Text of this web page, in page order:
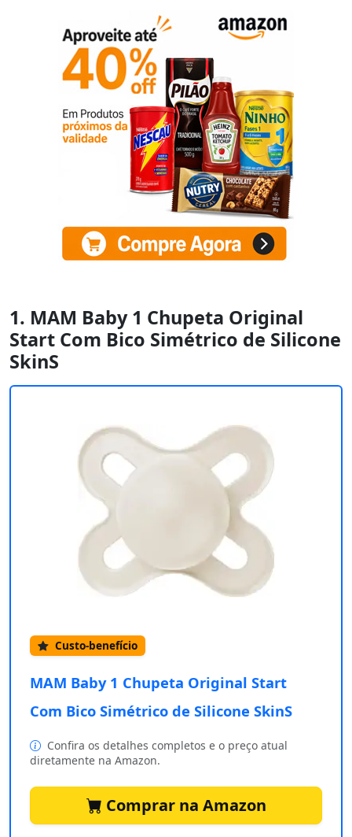
1. MAM Baby 1 Chupeta Original
Start Com Bico Simétrico de Silicone
SkinS
Custo-benefício
MAM Baby 1 Chupeta Original Start
Com Bico Simétrico de Silicone SkinS
Confira os detalhes completos e o preço atual
diretamente na Amazon.
Comprar na Amazon